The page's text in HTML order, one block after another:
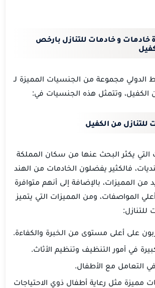
و خادمات للتنازل بارخص
الدولي مجموعة من الجنسيات المميزة لـ
الكفيل، وتتمثل هذه الجنسيات في:
للتنازل من الكفيل
التي يكثر البحث عنها من سكان المملكة
فالكثير يفضلون الخادمات من الهند
من المميزات، بالإضافة إلى أنهم متوافرة
المواصفات، ومن المميزات التي يتميز
للتنازل:
على أعلى مستوى من الخبرة والكفاءة.
في أمور التنظيف وتنظيم الأثاث.
التعامل مع الأطفال.
مميزة مثل رعاية أطفال ذوي الاحتياجات